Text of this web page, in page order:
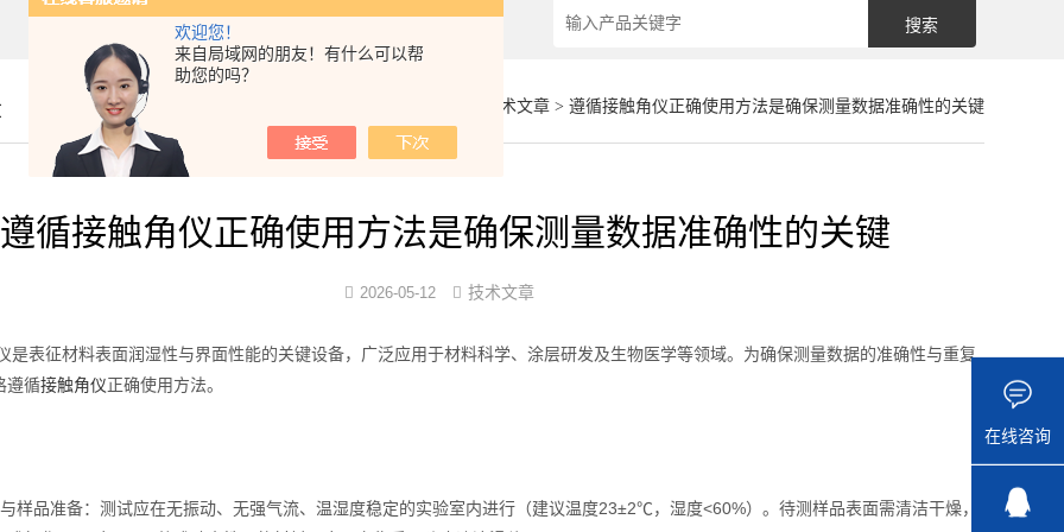
欢迎您！
来自局域网的朋友！有什么可以帮
助您的吗？
技术文章> 遵循接触角仪正确使用方法是确保测量数据准确性的关键
遵循接触角仪正确使用方法是确保测量数据准确性的关键
2026-05-12 技术文章
征材料表面润湿性与界面性能的关键设备，广泛应用于材料科学、涂层研发及生物医学等领域。为确保测量数据的准确性与重复
遵循接触角仪正确使用方法。
准备：测试应在无振动、无强气流、温湿度稳定的实验室内进行（建议温度23±2℃，湿度<60%）。待测样品表面需清洁干燥，
在线咨询